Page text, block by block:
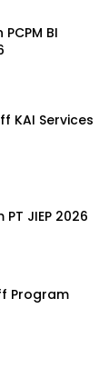
BI
KAI Services
JIEP 2026
Program